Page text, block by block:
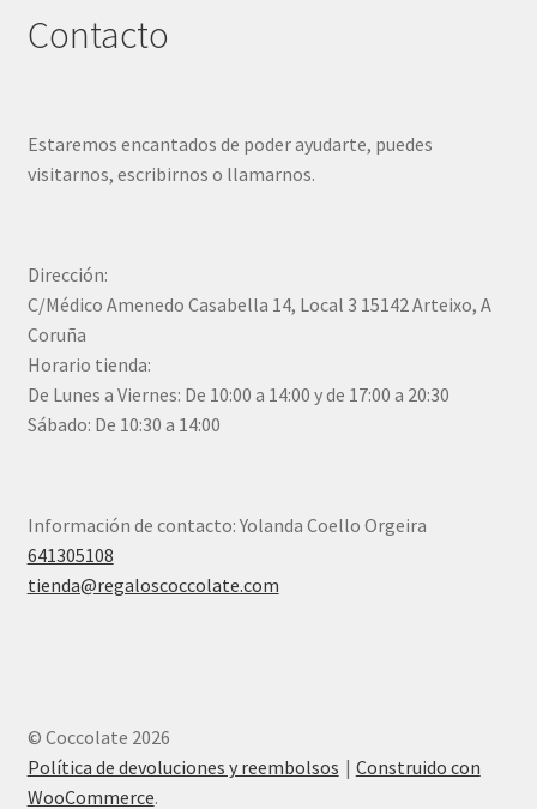
Contacto
Estaremos encantados de poder ayudarte, puedes
visitarnos, escribirnos o llamarnos.
Dirección:
C/Médico Amenedo Casabella 14, Local 3 15142 Arteixo, A
Coruña
Horario tienda:
De Lunes a Viernes: De 10:00 a 14:00 y de 17:00 a 20:30
Sábado: De 10:30 a 14:00
Información de contacto: Yolanda Coello Orgeira
641305108
tienda@regaloscoccolate.com
© Coccolate 2026
Política de devoluciones y reembolsos
Construido con
WooCommerce.